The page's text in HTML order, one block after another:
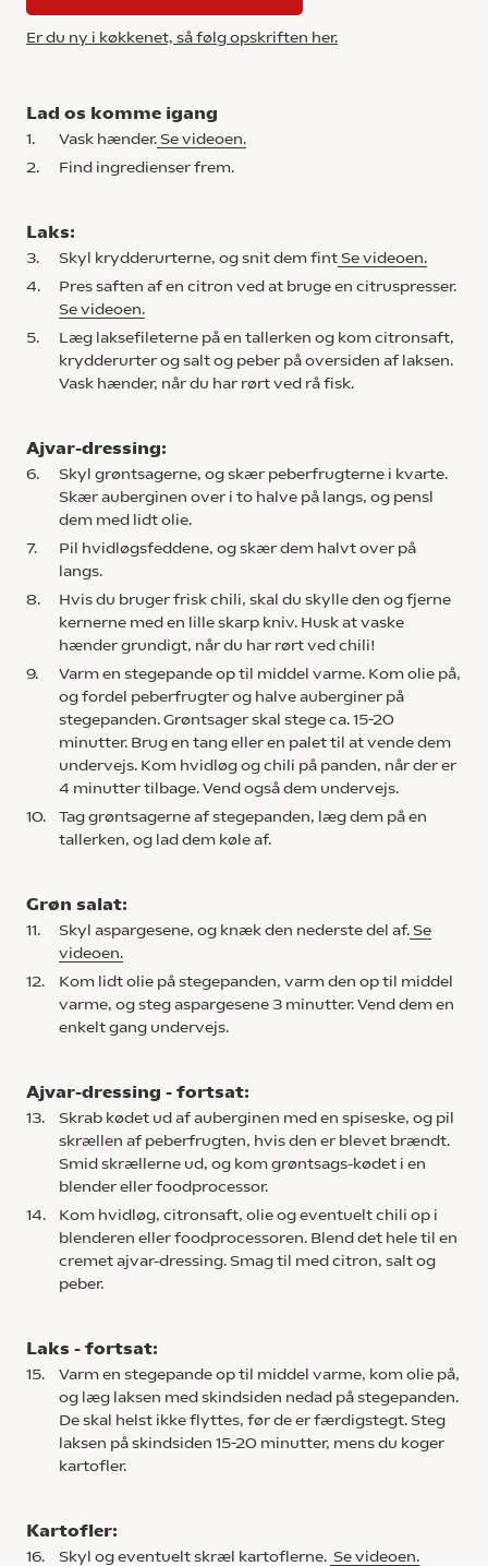
Er du ny i køkkenet, så følg opskriften her.
Lad os komme igang
1. Vask hænder. Se videoen.
2.
Find ingredienser frem.
Laks:
3. Skyl krydderurterne, og snit dem fint Se videoen.
4.
Pres saften af en citron ved at bruge en citruspresser.
Se videoen.
5.
Læg laksefileterne på en tallerken og kom citronsaft,
krydderurter og salt og peber på oversiden af laksen.
Vask hænder, når du har rørt ved rå fisk.
Ajvar-dressing:
6.
Skyl grøntsagerne, og skær peberfrugterne i kvarte.
Skær auberginen over i to halve på langs, og pensl
dem med lidt olie.
7.
Pil hvidløgsfeddene, og skær dem halvt over på
langs.
8.
Hvis du bruger frisk chili, skal du skylle den og fjerne
kernerne med en lille skarp kniv. Husk at vaske
hænder grundigt, når du har rørt ved chili!
9.
Varm en stegepande op til middel varme. Kom olie på,
og fordel peberfrugter og halve auberginer på
stegepanden. Grøntsager skal stege ca. 15-20
minutter. Brug en tang eller en palet til at vende dem
undervejs. Kom hvidløg og chili på panden, når der er
4 minutter tilbage. Vend også dem undervejs.
10.
Tag grøntsagerne af stegepanden, læg dem på en
tallerken, og lad dem køle af.
Grøn salat:
11. Skyl aspargesene, og knæk den nederste del af. Se
videoen.
12.
Kom lidt olie på stegepanden, varm den op til middel
varme, og steg aspargesene 3 minutter. Vend dem en
enkelt gang undervejs.
Ajvar-dressing - fortsat:
13.
Skrab kødet ud af auberginen med en spiseske, og pil
skrællen af peberfrugten, hvis den er blevet brændt.
Smid skrællerne ud, og kom grøntsags-kødet i en
blender eller foodprocessor.
14.
Kom hvidløg, citronsaft, olie og eventuelt chili op i
blenderen eller foodprocessoren. Blend det hele til en
cremet ajvar-dressing. Smag til med citron, salt og
peber.
Laks - fortsat:
15.
Varm en stegepande op til middel varme, kom olie på,
og læg laksen med skindsiden nedad på stegepanden.
De skal helst ikke flyttes, før de er færdigstegt. Steg
laksen på skindsiden 15-20 minutter, mens du koger
kartofler.
Kartofler:
16. Skyl og eventuelt skræl kartoflerne. Se videoen.